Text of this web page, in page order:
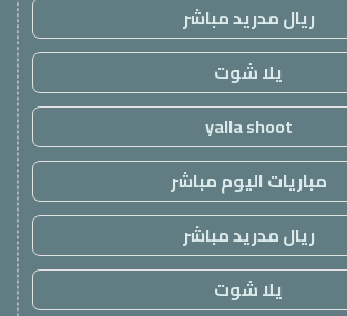
ريال مدريد مباشر
يلا شوت
yalla shoot
مباريات اليوم مباشر
ريال مدريد مباشر
يلا شوت